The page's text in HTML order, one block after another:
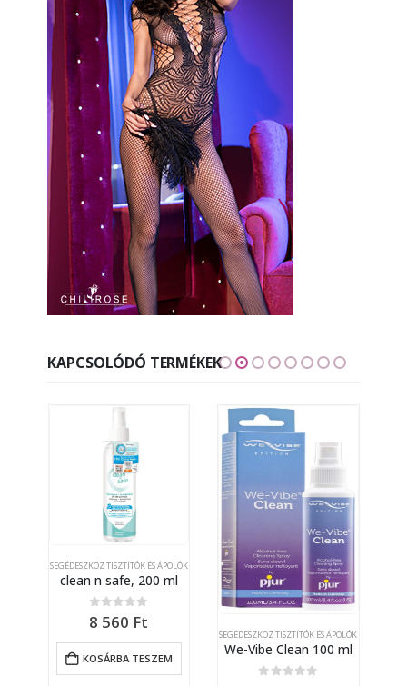
KAPCSOLÓDÓ TERMÉKEK
SEGÉDESZKÖZ TISZTÍTÓK ÉS ÁPOLÓK
clean n safe, 200 ml
0 out of 5
8 560 Ft
KOSÁRBA TESZEM
SEGÉDESZKÖZ TISZTÍTÓK ÉS ÁPOLÓK
We-Vibe Clean 100 ml